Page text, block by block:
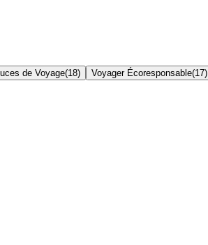
de Voyage(18) Voyager Écoresponsable(17)